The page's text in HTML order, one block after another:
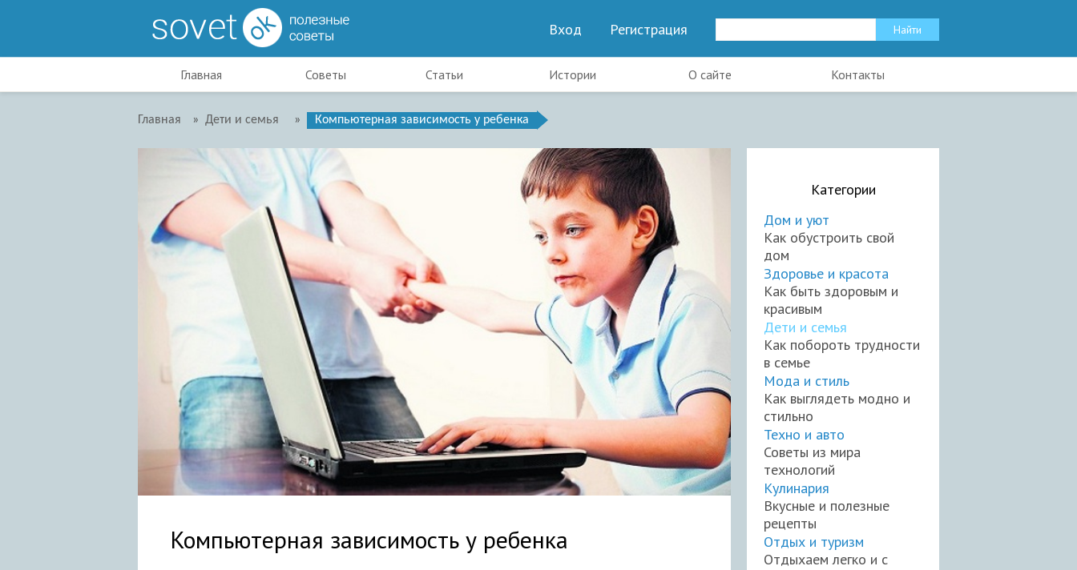
Вход Регистрация
Главная Советы Статьи Истории О сайте Контакты
Главная » Дети и семья » Компьютерная зависимость у ребенка
Компьютерная зависимость у ребенка
Категории
Дом и уют
Как обустроить свой
дом
Здоровье и красота
Как быть здоровым и
красивым
Дети и семья
Как побороть трудности
в семье
Мода и стиль
Как выглядеть модно и
стильно
Техно и авто
Советы из мира
технологий
Кулинария
Вкусные и полезные
рецепты
Отдых и туризм
Отдыхаем легко и с